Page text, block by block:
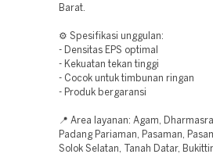
Barat.
⚙️ Spesifikasi unggulan:
- Densitas EPS optimal
- Kekuatan tekan tinggi
- Cocok untuk timbunan ringan
- Produk bergaransi
📍 Area layanan: Agam,
Padang Pariaman, Pasaman,
Solok Selatan, Tanah Datar,